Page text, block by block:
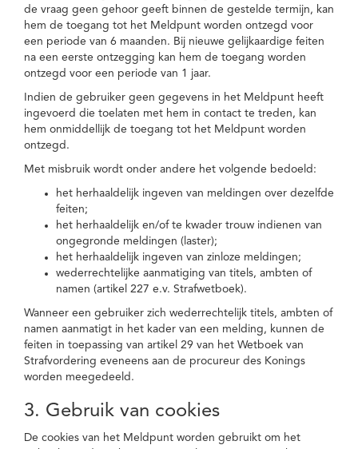
de vraag geen gehoor geeft binnen de gestelde termijn, kan
hem de toegang tot het Meldpunt worden ontzegd voor
een periode van 6 maanden. Bij nieuwe gelijkaardige feiten
na een eerste ontzegging kan hem de toegang worden
ontzegd voor een periode van 1 jaar.
Indien de gebruiker geen gegevens in het Meldpunt heeft
ingevoerd die toelaten met hem in contact te treden, kan
hem onmiddellijk de toegang tot het Meldpunt worden
ontzegd.
Met misbruik wordt onder andere het volgende bedoeld:
het herhaaldelijk ingeven van meldingen over dezelfde
feiten;
het herhaaldelijk en/of te kwader trouw indienen van
ongegronde meldingen (laster);
het herhaaldelijk ingeven van zinloze meldingen;
wederrechtelijke aanmatiging van titels, ambten of
namen (artikel 227 e.v. Strafwetboek).
Wanneer een gebruiker zich wederrechtelijk titels, ambten of
namen aanmatigt in het kader van een melding, kunnen de
feiten in toepassing van artikel 29 van het Wetboek van
Strafvordering eveneens aan de procureur des Konings
worden meegedeeld.
3. Gebruik van cookies
De cookies van het Meldpunt worden gebruikt om het